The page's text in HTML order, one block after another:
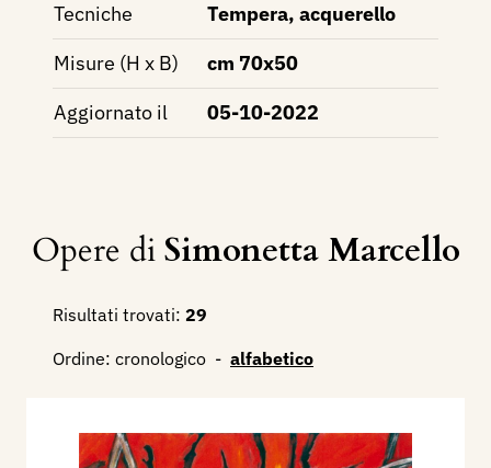
Tecniche
Tempera, acquerello
Misure (H x B)
cm 70x50
Aggiornato il
05-10-2022
Opere diSimonetta Marcello
Risultati trovati: 29
Ordine: cronologico - alfabetico